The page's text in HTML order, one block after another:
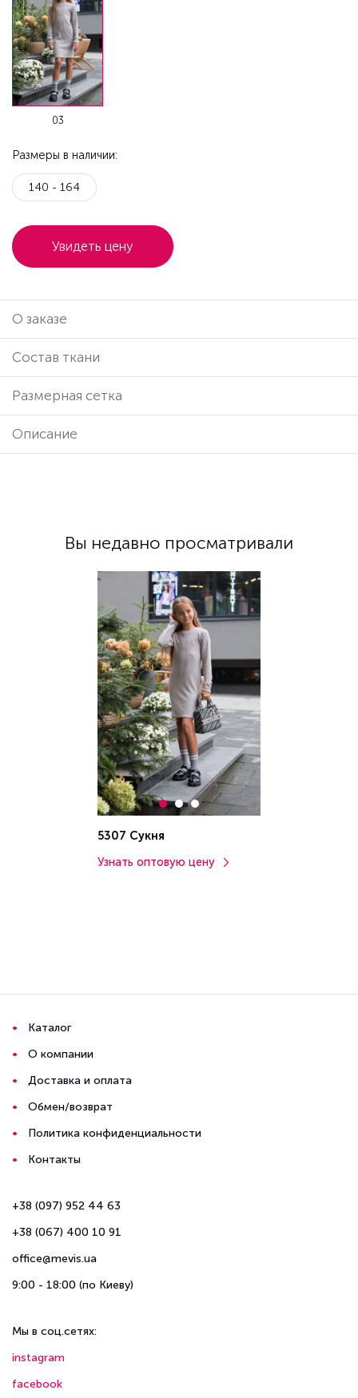
03
Размеры в наличии:
140 - 164
Увидеть цену
О заказе
Cостав ткани
Размерная сетка
Описание
Вы недавно просматривали
5307 Сукня
Узнать оптовую цену
Каталог
О компании
Доставка и оплата
Обмен/возврат
Политика конфиденциальности
Контакты
+38 (097) 952 44 63
+38 (067) 400 10 91
office@mevis.ua
9:00 - 18:00 (по Киеву)
Мы в соц.сетях:
instagram
facebook